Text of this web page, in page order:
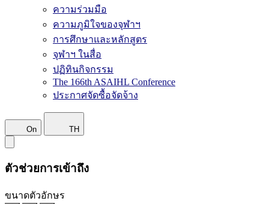
ความร่วมมือ
ความภูมิใจของจุฬาฯ
การศึกษาและหลักสูตร
จุฬาฯ ในสื่อ
ปฏิทินกิจกรรม
The 166th ASAIHL Conference
ประกาศจัดซื้อจัดจ้าง
On TH
ตัวช่วยการเข้าถึง
ขนาดตัวอักษร